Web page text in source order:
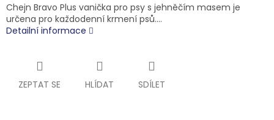
Chejn Bravo Plus vanička pro psy s jehněčím masem je
určena pro každodenní krmení psů.…
Detailní informace
ZEPTAT SE HLÍDAT SDÍLET